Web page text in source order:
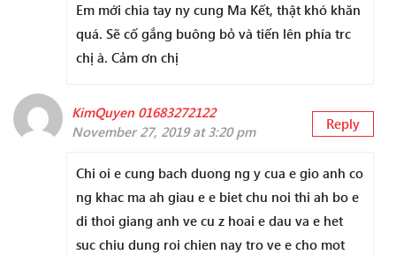
Em mới chia tay ny cung Ma Kết, thật khó khăn
quá. Sẽ cố gắng buông bỏ và tiến lên phía trc
chị à. Cảm ơn chị
KimQuyen 01683272122
November 27, 2019 at 3:20 pm
Reply
Chi oi e cung bach duong ng y cua e gio anh co
ng khac ma ah giau e e biet chu noi thi ah bo e
di thoi giang anh ve cu z hoai e dau va e het
suc chiu dung roi chien nay tro ve e cho mot